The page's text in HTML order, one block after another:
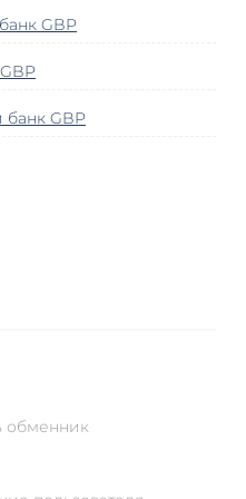
GBP
GBP
обменник